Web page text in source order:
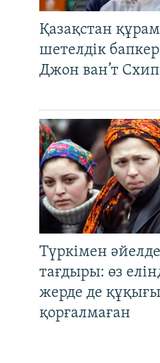
Қазақстан
шетелдік бапкер
Джон ван’т Схип
Түркімен
тағдыры: өз
жерде де құқығы
қорғалмаған